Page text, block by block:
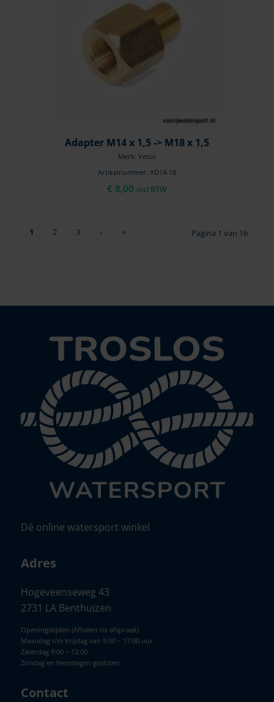
Adapter M14 x 1,5 -> M18 x 1,5
Merk: Vetus
Artikelnummer: AD14-18
€ 8,00 incl BTW
Pagina 1 van 16
1 2 3 › »
Dé online watersport winkel
Adres
Hogeveenseweg 43
2731 LA Benthuizen
Openingstijden (Afhalen na afspraak)
Maandag t/m Vrijdag van 9:00 – 17:00 uur
Zaterdag 9:00 – 12:00
Zondag en feestdagen gesloten
Contact